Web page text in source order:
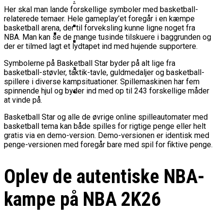
Bakken Bears Åbner FIBA Europe
Cup Med Smalt Nederlag
Imponerede Stort I Debut I Youth
Champions League
Bakken Bears Skuffede Og
Misser Champions League-
Gruppespil
Basketball Champions League
Danske Tobias Jensen Fik
Spilletid I Testkamp Mod
Portland Trail Blazers
Danske Tobias Jensen Skal Møde
Portland Trail Blazers I NBA-
Kamp
Vanvittigt Overtidsdrama Mod
USA
Basketball-OL 2024: Se
Grupperne Og Sæt Krydser I Din
Kalender
Medie: Lebron James Vil Stå I
Basketligaen
Medlemstal I Dansk Basket Boomer:
Fremgang For 12. År I Træk
Her skal man lande forskellige symboler med basketball-
relaterede temaer. Hele gameplay’et foregår i en kæmpe
basketball arena, der til forveksling kunne ligne noget fra
NBA. Man kan se de mange tusinde tilskuere i baggrunden og
der er tilmed lagt et lydtapet ind med hujende supportere.
Symbolerne på Basketball Star byder på alt lige fra
basketball-støvler, taktik-tavle, guldmedaljer og basketball-
spillere i diverse kampsituationer. Spillemaskinen har fem
spinnende hjul og byder ind med op til 243 forskellige måder
at vinde på.
Basketball Star og alle de øvrige online spilleautomater med
basketball tema kan både spilles for rigtige penge eller helt
gratis via en demo-version. Demo-versionen er identisk med
penge-versionen med foregår bare med spil for fiktive penge.
Oplev de autentiske NBA-
kampe på NBA 2K26